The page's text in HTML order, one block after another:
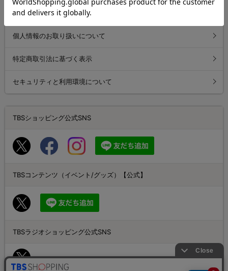
お問い合わせ
個人情報のお取り扱いについて
特定商取引法に基づく表示
セキュリティと利用環境について
TBSショッピング公式SNS
TBSコンテンツ（イベント/グッズ）【公式】
TBSラジオショッピング公式SNS